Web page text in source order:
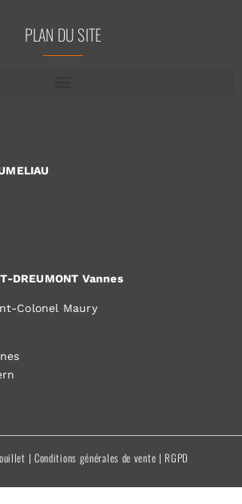
PLAN DU SITE
DREUMONT Vannes
Colonel Maury
| Conditions générales de vente | RGPD